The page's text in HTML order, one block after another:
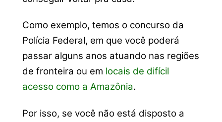
Como exemplo, temos o concurso da
Polícia Federal, em que você poderá
passar alguns anos atuando nas regiões
de fronteira ou em locais de difícil
acesso como a Amazônia.
Por isso, se você não está disposto a